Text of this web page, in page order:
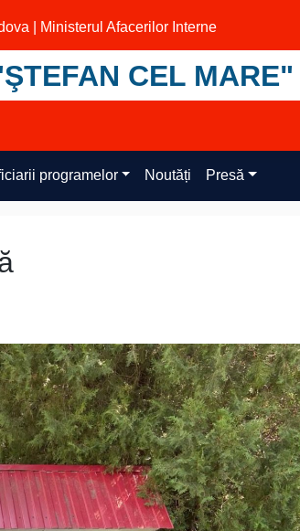
| Ministerul Afacerilor Interne
CEL MARE"
programelor Noutăți Presă